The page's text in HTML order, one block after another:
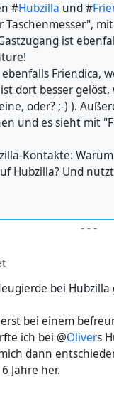
#Hubzilla und #
ist
Friendica,
dort besser
oder? ;-) ).
und es sieht mit
Kontakte:
Hubzilla? Und
- - -
bei Hubzilla
bei einem
ich bei @Olivers
dann
Jahre her.